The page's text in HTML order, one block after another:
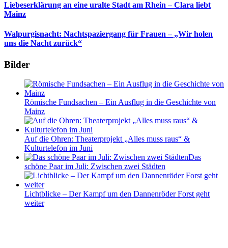
Liebeserklärung an eine uralte Stadt am Rhein – Clara liebt
Mainz
Walpurgisnacht: Nachtspaziergang für Frauen – „Wir holen
uns die Nacht zurück“
Bilder
Römische Fundsachen – Ein Ausflug in die Geschichte von
Mainz
Auf die Ohren: Theaterprojekt „Alles muss raus“ &
Kulturtelefon im Juni
Das
schöne Paar im Juli: Zwischen zwei Städten
Lichtblicke – Der Kampf um den Dannenröder Forst geht
weiter